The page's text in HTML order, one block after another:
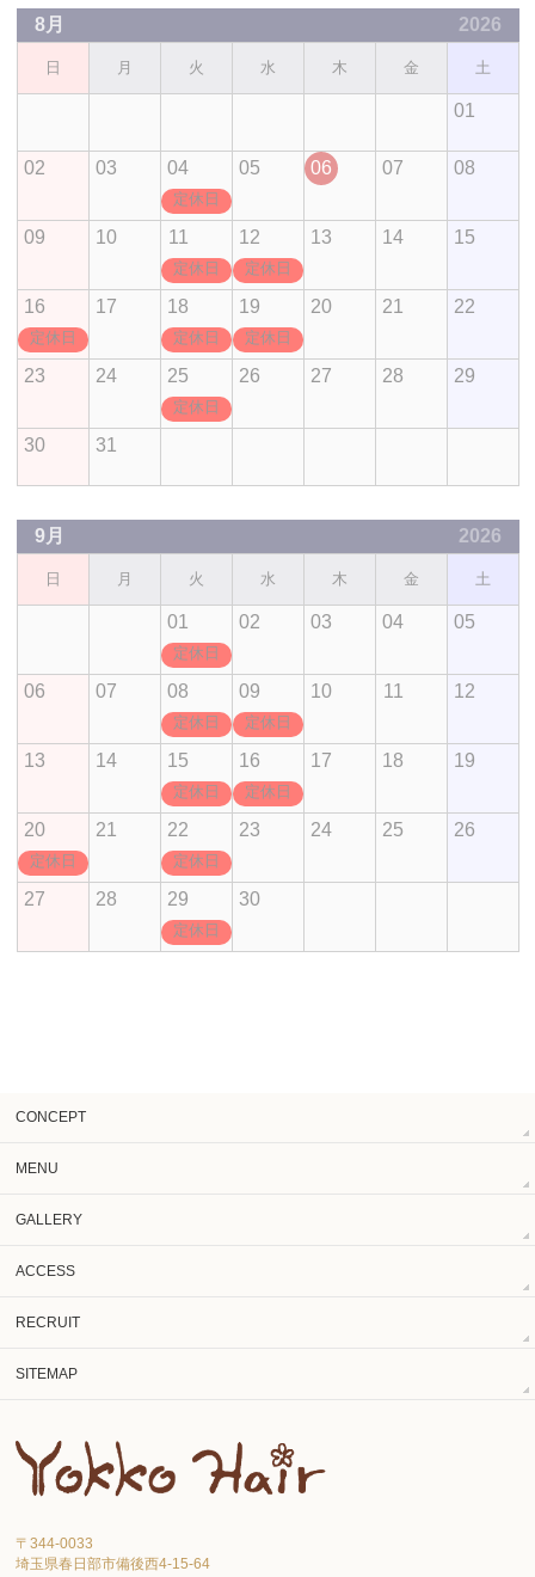
8月 2026
日 月 火 水 木 金 土
01
02 03 04
定休日
05 06 07 08
09 10 11
定休日
12
定休日
13 14 15
16
定休日
17 18
定休日
19
定休日
20 21 22
23 24 25
定休日
26 27 28 29
30 31
9月 2026
日 月 火 水 木 金 土
01
定休日
02 03 04 05
06 07 08
定休日
09
定休日
10 11 12
13 14 15
定休日
16
定休日
17 18 19
20
定休日
21 22
定休日
23 24 25 26
27 28 29
定休日
30
CONCEPT
MENU
GALLERY
ACCESS
RECRUIT
SITEMAP
〒344-0033
埼玉県春日部市備後西4-15-64